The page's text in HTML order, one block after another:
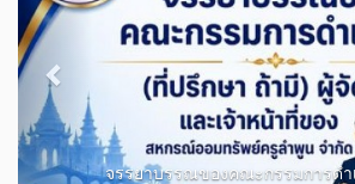
จรรยาบรรณของคณะกรรมการดำเนิน